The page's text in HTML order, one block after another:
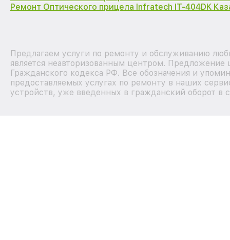
Ремонт Оптического прицела Infratech IT-404DK
Предлагаем услуги по ремонту и обслуживанию
является неавторизованным центром.
Гражданского кодекса РФ. Все обозначения и
предоставляемых услугах по ремонту в наших
устройств, уже введенных в гражданский оборот в